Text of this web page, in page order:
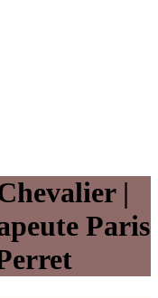
|
Paris